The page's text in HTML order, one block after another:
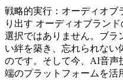
戦略的実行：オーディオブ
り出す オーディオブラン
選択ではありません。ブラ
い絆を築き、忘れられない
のです。そして今、AI音声
端のプラットフォームを活